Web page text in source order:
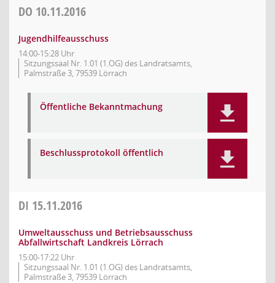
DO 10.11.2016
Jugendhilfeausschuss
14:00-15:28 Uhr
Sitzungssaal Nr. 1.01 (1.OG) des Landratsamts,
Palmstraße 3, 79539 Lörrach
Öffentliche Bekanntmachung
Beschlussprotokoll öffentlich
DI 15.11.2016
Umweltausschuss und Betriebsausschuss
Abfallwirtschaft Landkreis Lörrach
15:00-17:22 Uhr
Sitzungssaal Nr. 1.01 (1.OG) des Landratsamts,
Palmstraße 3, 79539 Lörrach